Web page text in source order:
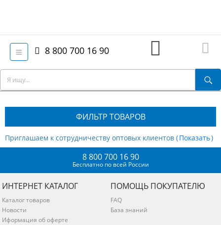
8 800 700 16 90
ФИЛЬТР ТОВАРОВ
Приглашаем к сотрудничеству оптовых клиентов ( )
8 800 700 16 90
Бесплатно по всей России
ИНТЕРНЕТ КАТАЛОГ
Каталог товаров
Новости
Иформация об оферте
ПОМОЩЬ ПОКУПАТЕЛЮ
FAQ
База знаний